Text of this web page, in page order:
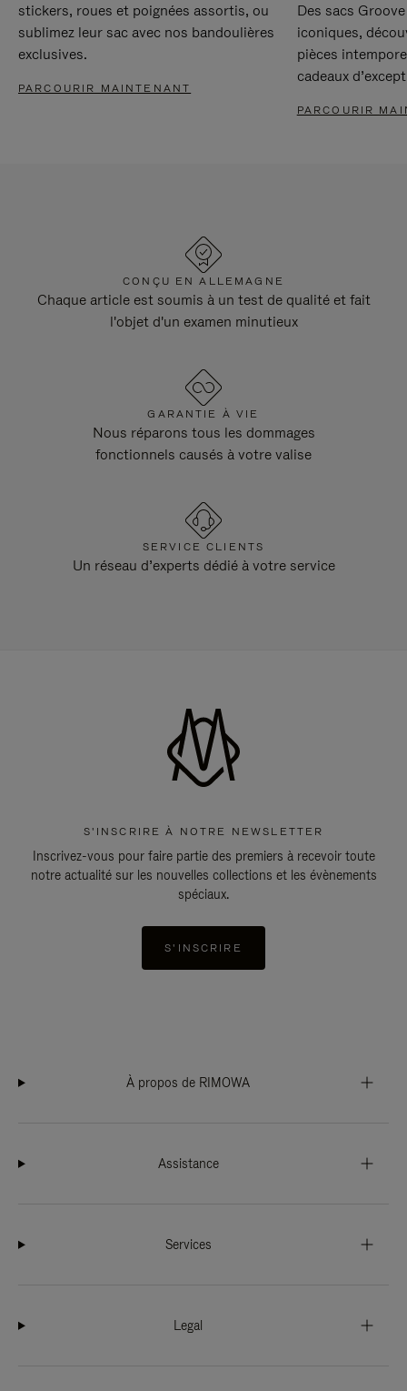
stickers, roues et poignées assortis, ou
sublimez leur sac avec nos bandoulières
exclusives.
PARCOURIR MAINTENANT
Des sacs
iconiques,
pièces
cadeaux
PARCOURIR
CONÇU EN ALLEMAGNE
Chaque article est soumis à un test de qualité et fait
l'objet d'un examen minutieux
GARANTIE À VIE
Nous réparons tous les dommages
fonctionnels causés à votre valise
SERVICE CLIENTS
Un réseau d’experts dédié à votre service
S'INSCRIRE À NOTRE NEWSLETTER
Inscrivez-vous pour faire partie des premiers à recevoir toute
notre actualité sur les nouvelles collections et les évènements
spéciaux.
S'INSCRIRE
À propos de RIMOWA
Assistance
Services
Legal